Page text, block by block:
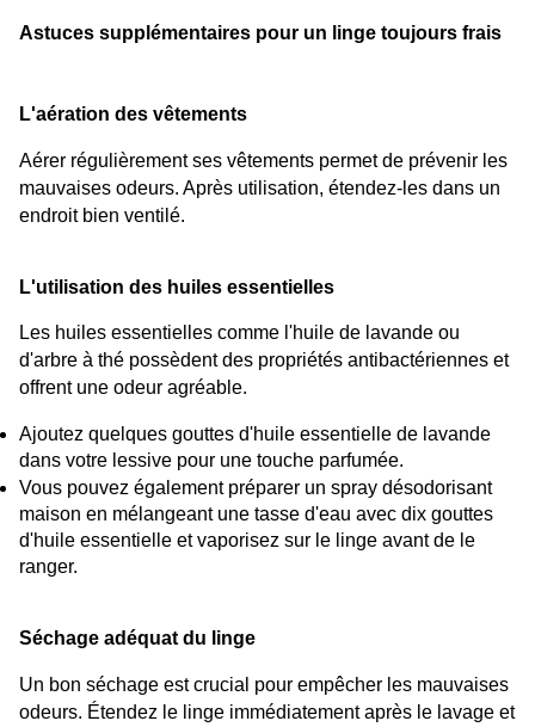
Astuces supplémentaires pour un linge toujours frais
L'aération des vêtements
Aérer régulièrement ses vêtements permet de prévenir les
mauvaises odeurs. Après utilisation, étendez-les dans un
endroit bien ventilé.
L'utilisation des huiles essentielles
Les huiles essentielles comme l'huile de lavande ou
d'arbre à thé possèdent des propriétés antibactériennes et
offrent une odeur agréable.
Ajoutez quelques gouttes d'huile essentielle de lavande
dans votre lessive pour une touche parfumée.
Vous pouvez également préparer un spray désodorisant
maison en mélangeant une tasse d'eau avec dix gouttes
d'huile essentielle et vaporisez sur le linge avant de le
ranger.
Séchage adéquat du linge
Un bon séchage est crucial pour empêcher les mauvaises
odeurs. Étendez le linge immédiatement après le lavage et